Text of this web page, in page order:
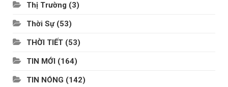
Thị Trường (3)
Thời Sự(53)
THỜI TIẾT (53)
TIN MỚI (164)
TIN NÓNG (142)